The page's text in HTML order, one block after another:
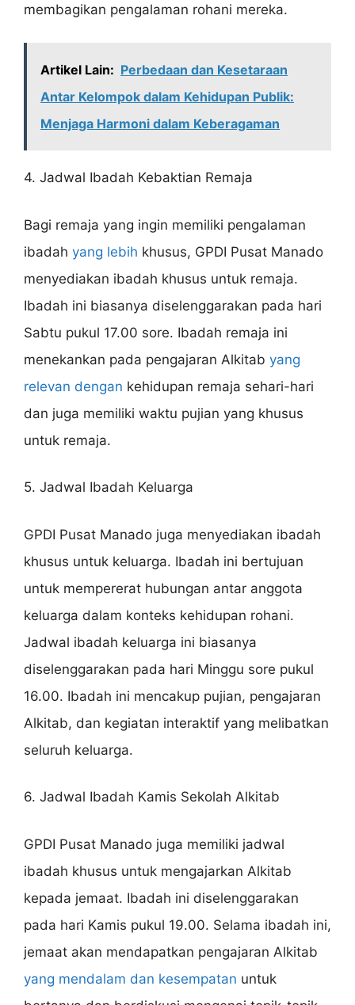
membagikan pengalaman rohani mereka.
Artikel Lain: Perbedaan dan Kesetaraan
Antar Kelompok dalam Kehidupan Publik:
Menjaga Harmoni dalam Keberagaman
4. Jadwal Ibadah Kebaktian Remaja
Bagi remaja yang ingin memiliki pengalaman
ibadah yang lebih khusus, GPDI Pusat Manado
menyediakan ibadah khusus untuk remaja.
Ibadah ini biasanya diselenggarakan pada hari
Sabtu pukul 17.00 sore. Ibadah remaja ini
menekankan pada pengajaran Alkitab yang
relevan dengan kehidupan remaja sehari-hari
dan juga memiliki waktu pujian yang khusus
untuk remaja.
5. Jadwal Ibadah Keluarga
GPDI Pusat Manado juga menyediakan ibadah
khusus untuk keluarga. Ibadah ini bertujuan
untuk mempererat hubungan antar anggota
keluarga dalam konteks kehidupan rohani.
Jadwal ibadah keluarga ini biasanya
diselenggarakan pada hari Minggu sore pukul
16.00. Ibadah ini mencakup pujian, pengajaran
Alkitab, dan kegiatan interaktif yang melibatkan
seluruh keluarga.
6. Jadwal Ibadah Kamis Sekolah Alkitab
GPDI Pusat Manado juga memiliki jadwal
ibadah khusus untuk mengajarkan Alkitab
kepada jemaat. Ibadah ini diselenggarakan
pada hari Kamis pukul 19.00. Selama ibadah ini,
jemaat akan mendapatkan pengajaran Alkitab
yang mendalam dan kesempatan untuk